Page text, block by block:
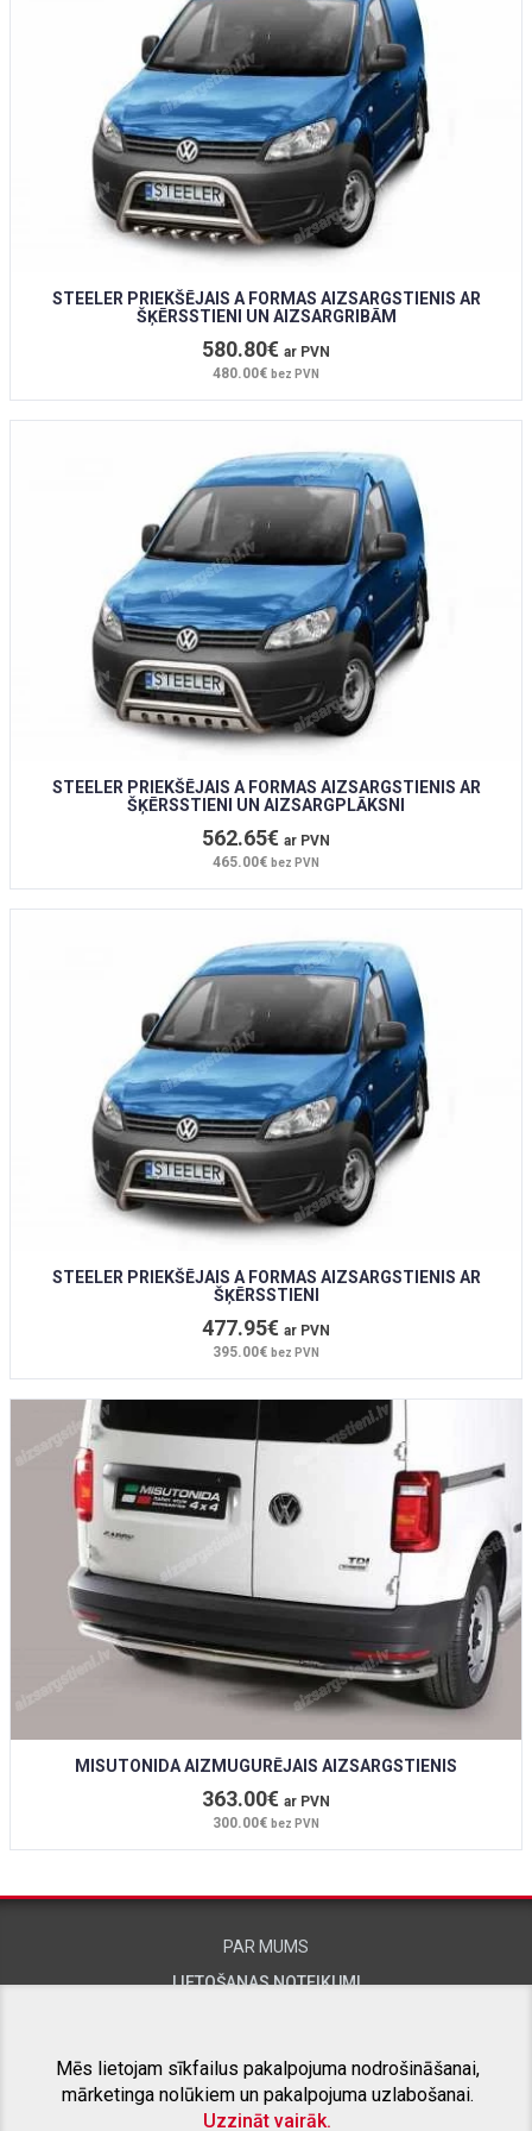
STEELER PRIEKŠĒJAIS A FORMAS AIZSARGSTIENIS AR
ŠĶĒRSSTIENI UN AIZSARGRIBĀM
580.80€ ar PVN
480.00€ bez PVN
STEELER PRIEKŠĒJAIS A FORMAS AIZSARGSTIENIS AR
ŠĶĒRSSTIENI UN AIZSARGPLĀKSNI
562.65€ ar PVN
465.00€ bez PVN
STEELER PRIEKŠĒJAIS A FORMAS AIZSARGSTIENIS AR
ŠĶĒRSSTIENI
477.95€ ar PVN
395.00€ bez PVN
MISUTONIDA AIZMUGURĒJAIS AIZSARGSTIENIS
363.00€ ar PVN
300.00€ bez PVN
PAR MUMS
LIETOŠANAS NOTEIKUMI
SAISTĪTIE PROJEKTI
Mēs lietojam sīkfailus pakalpojuma nodrošināšanai,
mārketinga nolūkiem un pakalpojuma uzlabošanai.
Uzzināt vairāk.